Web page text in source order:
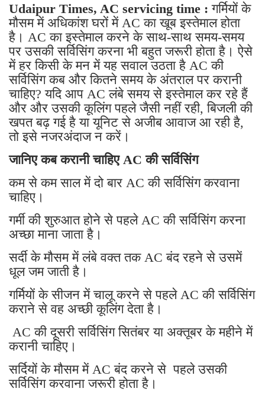
Udaipur Times, AC servicing time : गर्मियों के
मौसम में अधिकांश घरों में AC का खूब इस्तेमाल होता
है। AC का इस्तेमाल करने के साथ-साथ समय-समय
पर उसकी सर्विसिंग करना भी बहुत जरूरी होता है। ऐसे
में हर किसी के मन में यह सवाल उठता है AC की
सर्विसिंग कब और कितने समय के अंतराल पर करानी
चाहिए? यदि आप AC लंबे समय से इस्तेमाल कर रहे हैं
और और उसकी कूलिंग पहले जैसी नहीं रही, बिजली की
खपत बढ़ गई है या यूनिट से अजीब आवाज आ रही है,
तो इसे नजरअंदाज न करें।
जानिए कब करानी चाहिए AC की सर्विसिंग
कम से कम साल में दो बार AC की सर्विसिंग करवाना
चाहिए।
गर्मी की शुरुआत होने से पहले AC की सर्विसिंग करना
अच्छा माना जाता है।
सर्दी के मौसम में लंबे वक्त तक AC बंद रहने से उसमें
धूल जम जाती है।
गर्मियों के सीजन में चालू करने से पहले AC की सर्विसिंग
कराने से वह अच्छी कूलिंग देता है।
AC की दूसरी सर्विसिंग सितंबर या अक्तूबर के महीने में
करानी चाहिए।
सर्दियों के मौसम में AC बंद करने से पहले उसकी
सर्विसिंग करवाना जरूरी होता है।